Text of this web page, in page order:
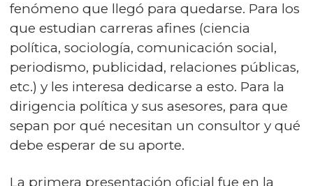
fenómeno que llegó para quedarse. Para los
que estudian carreras afines (ciencia
política, sociología, comunicación social,
periodismo, publicidad, relaciones públicas,
etc.) y les interesa dedicarse a esto. Para la
dirigencia política y sus asesores, para que
sepan por qué necesitan un consultor y qué
debe esperar de su aporte.
La primera presentación oficial fue en la